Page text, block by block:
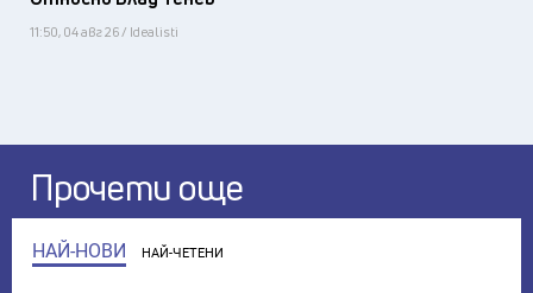
11:50, 04 авг 26 / Idealisti
Прочети още
НАЙ-НОВИ НАЙ-ЧЕТЕНИ